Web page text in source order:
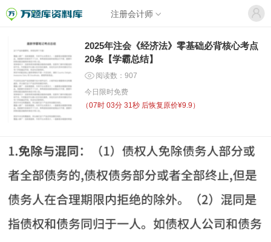
注册会计师
2025年注会《经济法》零基础必背核心考点
20条【学霸总结】
阅读数：907
今日限时免费
（07时 03分 30秒 后恢复原价¥9.9）